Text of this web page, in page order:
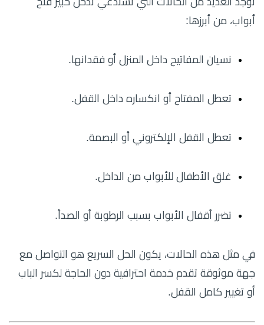
أبواب، من أبرزها:
نسيان المفاتيح داخل المنزل أو فقدانها.
تعطل المفتاح أو انكساره داخل القفل.
تعطل القفل الإلكتروني أو البصمة.
غلق الأطفال للأبواب من الداخل.
تضرر أقفال الأبواب بسبب الرطوبة أو الصدأ.
في مثل هذه الحالات، يكون الحل السريع هو التواصل مع
جهة موثوقة تقدم خدمة احترافية دون الحاجة لكسر الباب
أو تغيير كامل القفل.